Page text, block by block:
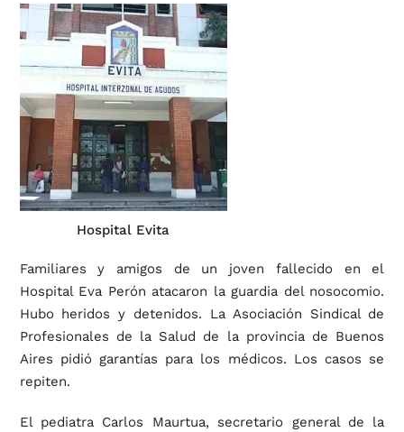
Hospital Evita
Familiares y amigos de un joven fallecido en el
Hospital Eva Perón atacaron la guardia del nosocomio.
Hubo heridos y detenidos. La Asociación Sindical de
Profesionales de la Salud de la provincia de Buenos
Aires pidió garantías para los médicos. Los casos se
repiten.
El pediatra Carlos Maurtua, secretario general de la